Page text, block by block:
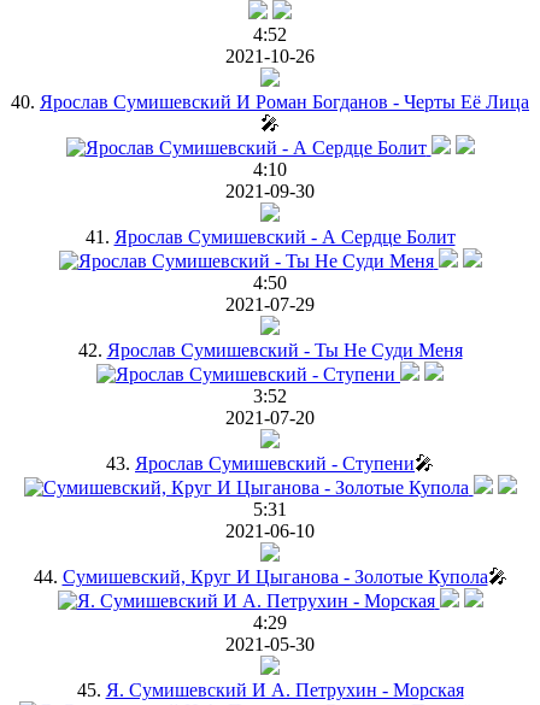
4:52
2021-10-26
40. Ярослав Сумишевский И Роман Богданов - Черты Её Лица
🎤
4:10
2021-09-30
41. Ярослав Сумишевский - А Сердце Болит
4:50
2021-07-29
42. Ярослав Сумишевский - Ты Не Суди Меня
3:52
2021-07-20
43. Ярослав Сумишевский - Ступени🎤
5:31
2021-06-10
44. Сумишевский, Круг И Цыганова - Золотые Купола🎤
4:29
2021-05-30
45. Я. Сумишевский И А. Петрухин - Морская